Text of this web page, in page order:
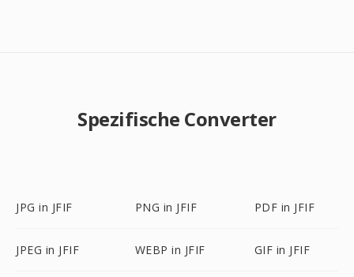
Spezifische Converter
JPG in JFIF PNG in JFIF PDF in JFIF
JPEG in JFIF WEBP in JFIF GIF in JFIF